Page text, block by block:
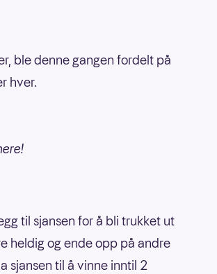
ble denne gangen fordelt på
hver.
til sjansen for å bli trukket ut
heldig og ende opp på andre
sjansen til å vinne inntil 2